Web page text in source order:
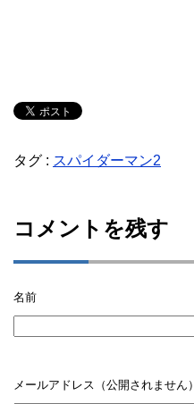
タグ : スパイダーマン2
コメントを残す
名前
メールアドレス（公開されません）